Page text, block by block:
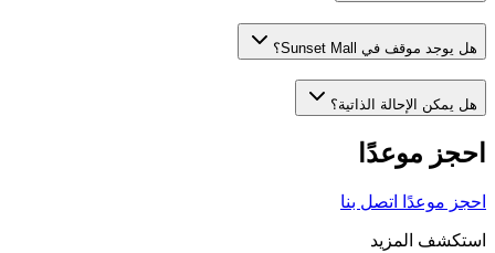
هل يوجد موقف في Sunset Mall؟
هل يمكن الإحالة الذاتية؟
احجز موعدًا
احجز موعدًا اتصل بنا
استكشف المزيد